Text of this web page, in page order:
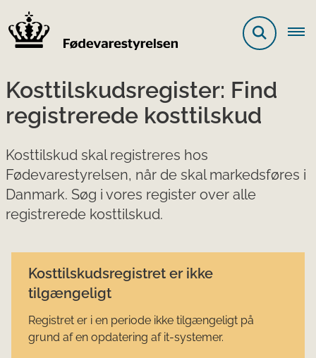
Kosttilskudsregister: Find
registrerede kosttilskud
Kosttilskud skal registreres hos
Fødevarestyrelsen, når de skal markedsføres i
Danmark. Søg i vores register over alle
registrerede kosttilskud.
Kosttilskudsregistret er ikke
tilgængeligt
Registret er i en periode ikke tilgængeligt på
grund af en opdatering af it-systemer.